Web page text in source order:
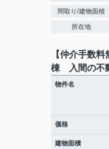
間取り/建物面積
所在地
【仲介手数
棟 入間の不
物件名
価格
建物面積